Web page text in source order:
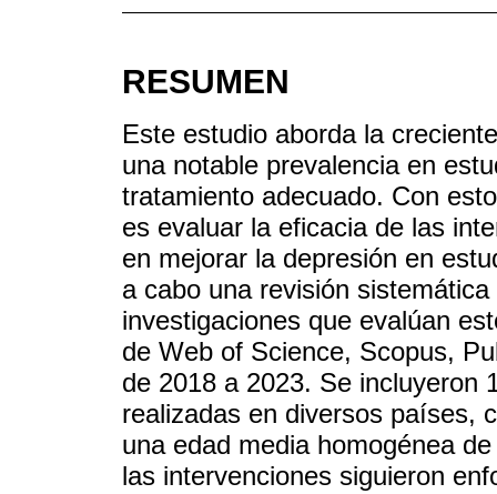
RESUMEN
Este estudio aborda la
una notable prevalencia en
tratamiento adecuado. Con
es evaluar la eficacia de las
en mejorar la depresión en
a cabo una revisión
investigaciones que evalúan
de Web of Science, Scopus,
de 2018 a 2023. Se incluyeron
realizadas en diversos países,
una edad media homogénea
las intervenciones siguieron